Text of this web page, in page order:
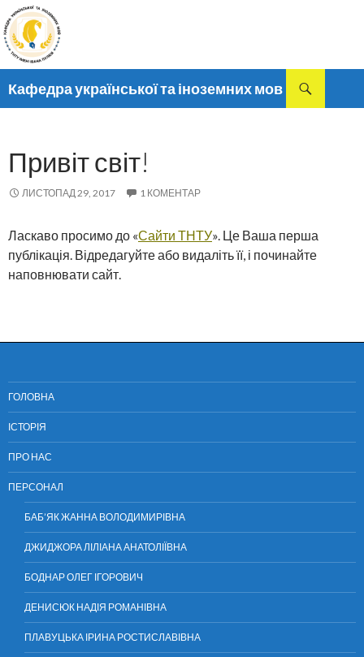
Кафедра української та іноземних мов
Привіт світ!
ЛИСТОПАД 29, 2017 1 КОМЕНТАР
Ласкаво просимо до «Сайти ТНТУ». Це Ваша перша
публікація. Відредагуйте або видаліть її, і починайте
наповнювати сайт.
ГОЛОВНА
ІСТОРІЯ
ПРО НАС
ПЕРСОНАЛ
БАБ’ЯК ЖАННА ВОЛОДИМИРІВНА
ДЖИДЖОРА ЛІЛІАНА АНАТОЛІЇВНА
БОДНАР ОЛЕГ ІГОРОВИЧ
ДЕНИСЮК НАДІЯ РОМАНІВНА
ПЛАВУЦЬКА ІРИНА РОСТИСЛАВІВНА